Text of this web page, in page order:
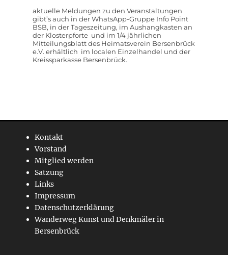
aktuelle Meldungen zu den Veranstaltungen
gibt’s auch in der WhatsApp-Gruppe Info Point
BSB, in der Tageszeitung, im Aushangkasten an
der Klosterpforte und im 1/4 jährlichen
Mitteilungsblatt des Heimatsverein Bersenbrück
e.V. erhältlich im localen Einzelhandel und der
Kreissparkasse Bersenbrück.
Kontakt
Vorstand
Mitglied werden
Satzung
Links
Impressum
Datenschutzerklärung
Wanderweg Kunst und Denkmäler in
Bersenbrück